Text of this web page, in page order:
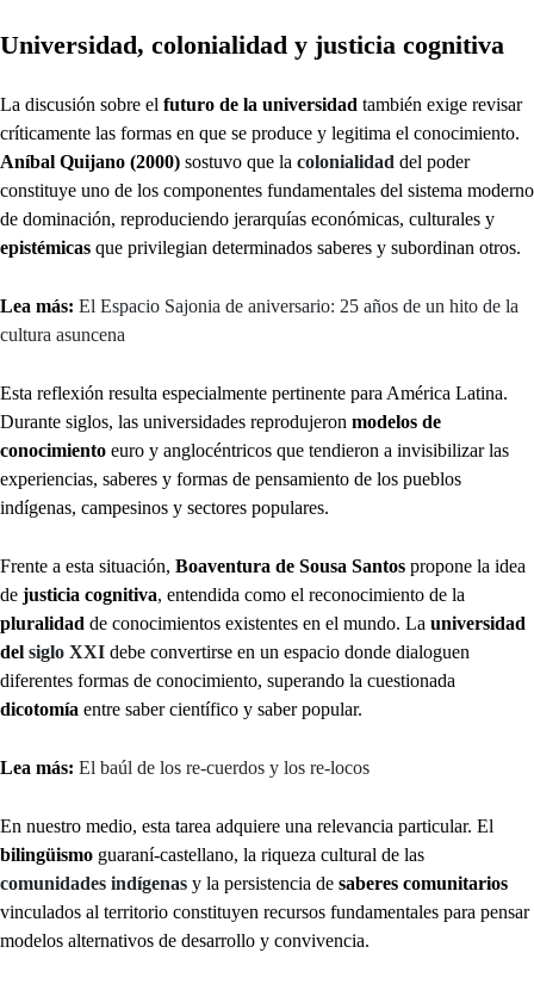
Universidad, colonialidad y justicia cognitiva
La discusión sobre el futuro de la universidad también exige revisar
críticamente las formas en que se produce y legitima el conocimiento.
Aníbal Quijano (2000) sostuvo que la colonialidad del poder
constituye uno de los componentes fundamentales del sistema moderno
de dominación, reproduciendo jerarquías económicas, culturales y
epistémicas que privilegian determinados saberes y subordinan otros.
Lea más: El Espacio Sajonia de aniversario: 25 años de un hito de la
cultura asuncena
Esta reflexión resulta especialmente pertinente para América Latina.
Durante siglos, las universidades reprodujeron modelos de
conocimiento euro y anglocéntricos que tendieron a invisibilizar las
experiencias, saberes y formas de pensamiento de los pueblos
indígenas, campesinos y sectores populares.
Frente a esta situación, Boaventura de Sousa Santos propone la idea
de justicia cognitiva, entendida como el reconocimiento de la
pluralidad de conocimientos existentes en el mundo. La universidad
del siglo XXI debe convertirse en un espacio donde dialoguen
diferentes formas de conocimiento, superando la cuestionada
dicotomía entre saber científico y saber popular.
Lea más: El baúl de los re-cuerdos y los re-locos
En nuestro medio, esta tarea adquiere una relevancia particular. El
bilingüismo guaraní-castellano, la riqueza cultural de las
comunidades indígenas y la persistencia de saberes comunitarios
vinculados al territorio constituyen recursos fundamentales para pensar
modelos alternativos de desarrollo y convivencia.